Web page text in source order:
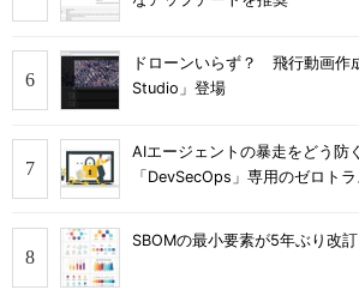
ドローンいらず？ 飛行動画作
Studio」登場
AIエージェントの暴走をどう
「DevSecOps」専用のゼロト
SBOMの最小要素が5年ぶり改